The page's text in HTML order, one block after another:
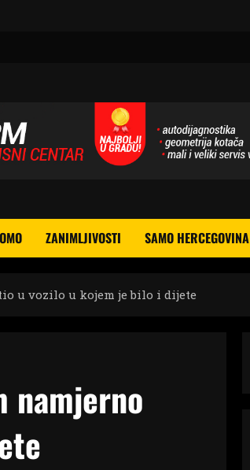
ZANIMLJIVOSTI SAMO HERCEGOVINA
u vozilo u kojem je bilo i dijete
namjerno